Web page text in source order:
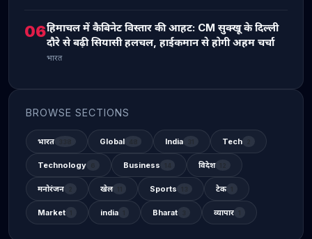
06हिमाचल में कैबिनेट विस्तार की आहट: CM सुक्खू के दिल्ली
दौरे से बढ़ी सियासी हलचल, हाईकमान से होगी अहम चर्चा
भारत
BROWSE SECTIONS
भारत Global India Tech
Technology Business विदेश
मनोरंजन खेल Sports टेक
Market india Bharat व्यापार